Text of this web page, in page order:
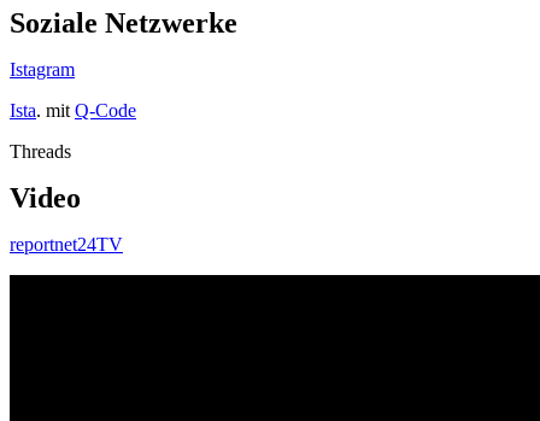
Soziale Netzwerke
Istagram
Ista. mit Q-Code
Threads
Video
reportnet24TV